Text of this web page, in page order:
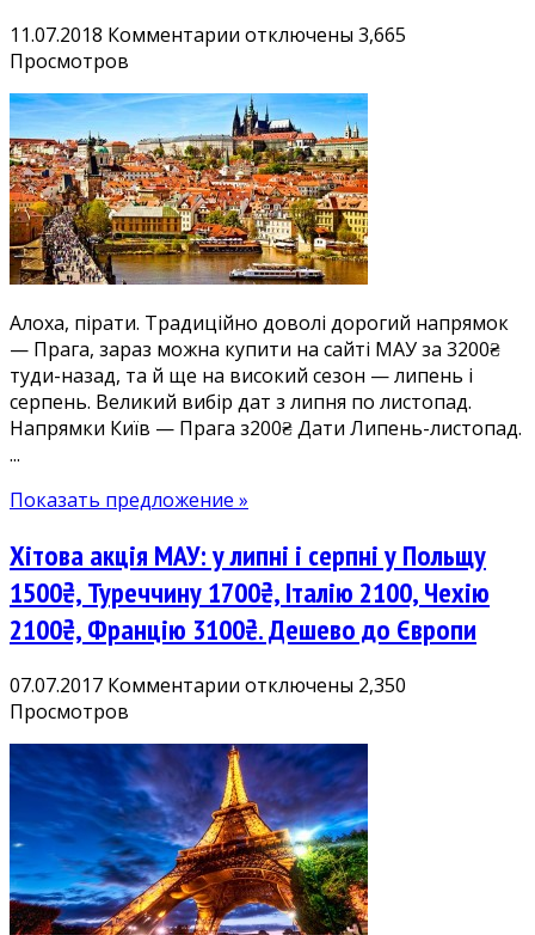
Алмати
11.07.2018 Комментарии к
квитки
до
Чехії,
літо-
осінь:
Київ
—
3200₴
отключены 3,665
Просмотров
Алоха, пірати. Традиційно доволі дорогий напрямок
— Прага, зараз можна купити на сайті МАУ за 3200₴
туди-назад, та й ще на високий сезон — липень і
серпень. Великий вибір дат з липня по листопад.
Напрямки Київ — Прага з200₴ Дати Липень-листопад.
...
Показать предложение »
Хітова акція МАУ: у липні і серпні у Польщу
1500₴, Туреччину 1700₴, Італію 2100, Чехію
2100₴, Францію 3100₴. Дешево до Європи
07.07.2017 Комментарии к
акція
МАУ:
у
липні
і
серпні
у
отключены 2,350
Просмотров